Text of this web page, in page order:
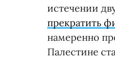
истечении
прекратить
намеренно
Палестине